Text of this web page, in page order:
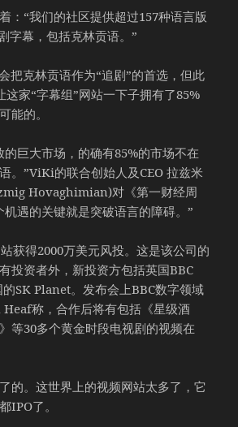
：“我们的社区提供超过157种语言版
字幕，包括克林贡语。”
把克林贡语作为“追剧”的首选，但此
这家“字幕组”网站一下子拥有了85%
能的。
的巨大市场，的确有85%的市场不在
。”ViKi的联合创始人及CEO 拉兹米
Hovaghimian)对《第一财经周
机遇的关键就是突破语言的障碍。”
获得2000万美元风投。这是该公司的
投资者外，新投资方包括英国BBC
SK Planet。发布会上BBC数字领域
称，合作后将有包括《星级酒
等30多个黄金时段电视剧的视频在
的。这世界上的视频网站太多了，它
IPO了。